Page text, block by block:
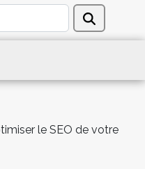
le SEO de votre